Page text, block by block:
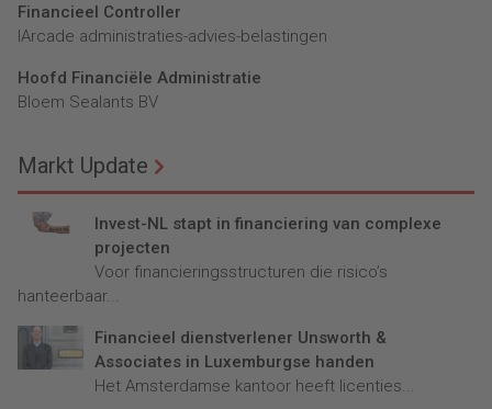
Financieel Controller
lArcade administraties-advies-belastingen
Hoofd Financiële Administratie
Bloem Sealants BV
Markt Update
Invest-NL stapt in financiering van complexe
projecten
Voor financieringsstructuren die risico’s
hanteerbaar...
Financieel dienstverlener Unsworth &
Associates in Luxemburgse handen
Het Amsterdamse kantoor heeft licenties...